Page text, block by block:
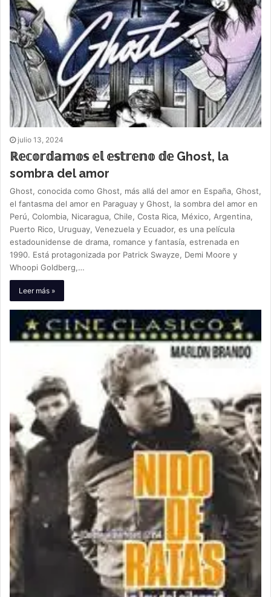
julio 13, 2024
ℝ𝕖𝕔𝕠𝕣𝕕𝕒𝕞𝕠𝕤 𝕖𝕝 𝕖𝕤𝕥𝕣𝕖𝕟𝕠 𝕕𝕖 Ghost, la
sombra del amor
Ghost, conocida como Ghost, más allá del amor en España, Ghost,
el fantasma del amor en Paraguay y Ghost, la sombra del amor en
Perú, Colombia, Nicaragua, Chile, Costa Rica, México, Argentina,
Puerto Rico, Uruguay, Venezuela y Ecuador, es una película
estadounidense de drama, romance y fantasía, estrenada en
1990. Está protagonizada por Patrick Swayze, Demi Moore y
Whoopi Goldberg,…
Leer más »